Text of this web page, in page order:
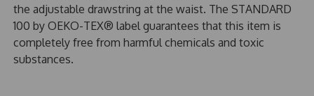
the adjustable drawstring at the waist. The STANDARD
100 by OEKO-TEX® label guarantees that this item is
completely free from harmful chemicals and toxic
substances.